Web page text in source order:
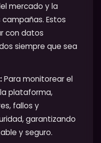
mercado y la
Estos
con datos
siempre que sea
Para monitorear el
plataforma,
fallos y
garantizando
y seguro.